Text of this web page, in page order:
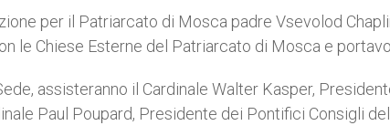
per il Patriarcato di Mosca padre Vsevolod
le Chiese Esterne del Patriarcato di Mosca e
assisteranno il Cardinale Walter Kasper,
Paul Poupard, Presidente dei Pontifici Consigli